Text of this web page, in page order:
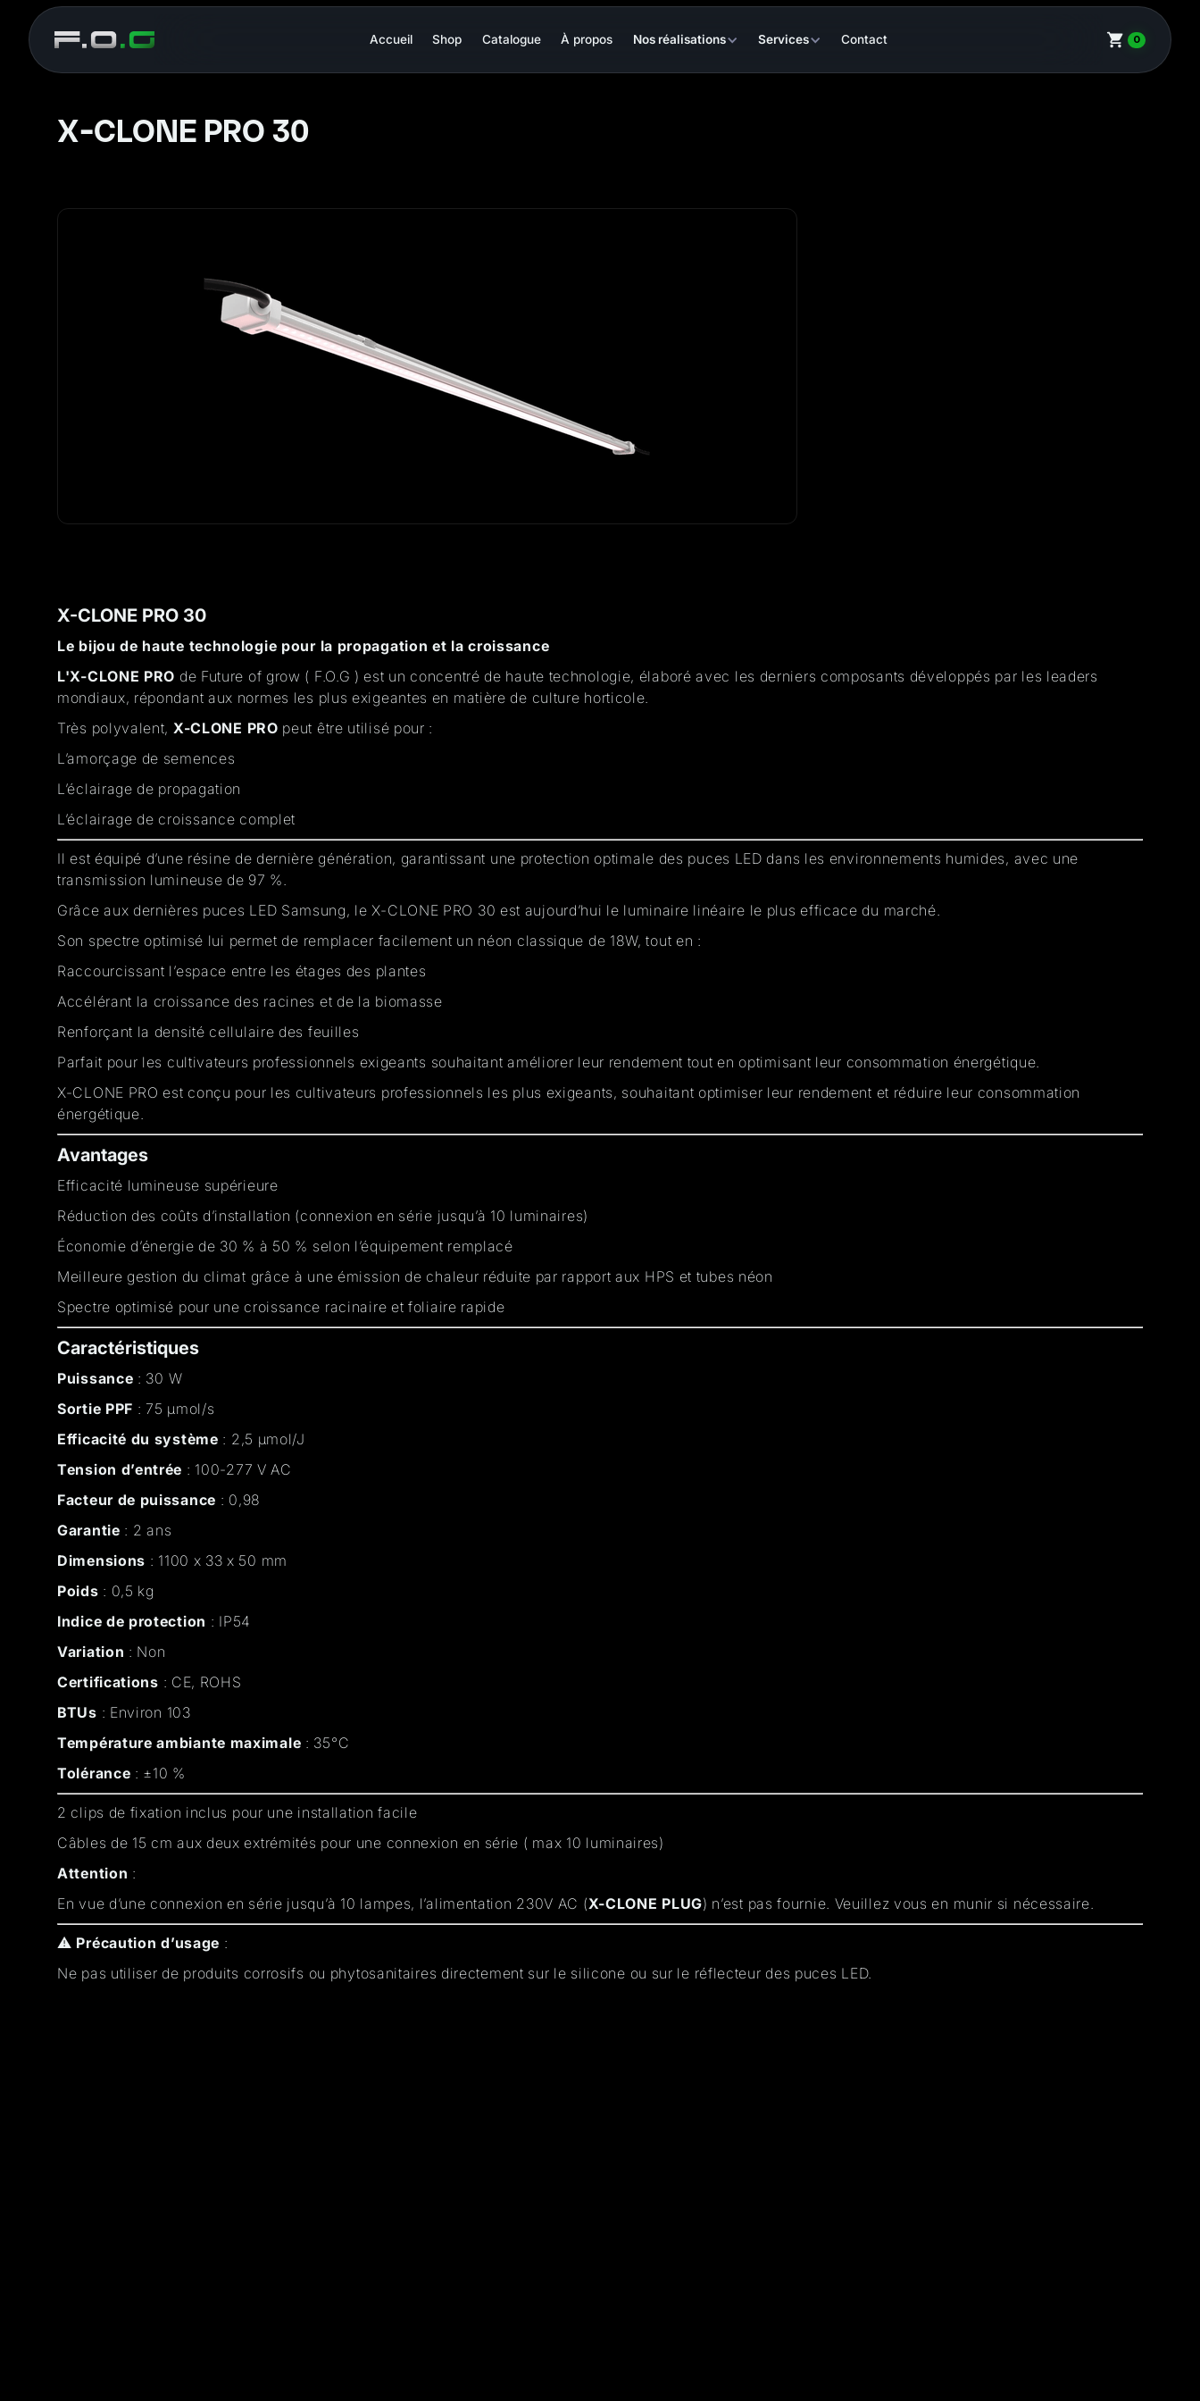
Accueil Shop Catalogue À propos Nos réalisations Services Contact 0
X-CLONE PRO 30
X-CLONE PRO 30
Le bijou de haute technologie pour la propagation et la croissance
L'X-CLONE PRO de Future of grow ( F.O.G ) est un concentré de haute technologie, élaboré avec les derniers composants développés par les leaders
mondiaux, répondant aux normes les plus exigeantes en matière de culture horticole.
Très polyvalent, X-CLONE PRO peut être utilisé pour :
L’amorçage de semences
L’éclairage de propagation
L’éclairage de croissance complet
Il est équipé d’une résine de dernière génération, garantissant une protection optimale des puces LED dans les environnements humides, avec une
transmission lumineuse de 97 %.
Grâce aux dernières puces LED Samsung, leX-CLONE PRO 30 est aujourd’hui le luminaire linéaire le plus efficace du marché.
Son spectre optimisé lui permet de remplacer facilement un néon classique de 18W, tout en :
Raccourcissant l’espace entre les étages des plantes
Accélérant la croissance des racines et de la biomasse
Renforçant la densité cellulaire des feuilles
Parfait pour les cultivateurs professionnels exigeants souhaitantaméliorer leur rendement tout en optimisant leur consommation énergétique.
X-CLONE PRO est conçu pour les cultivateurs professionnels les plus exigeants, souhaitant optimiser leur rendement et réduire leur consommation
énergétique.
Avantages
Efficacité lumineuse supérieure
Réduction des coûts d’installation (connexion en série jusqu’à 10 luminaires)
Économie d’énergie de 30 % à 50 % selon l’équipement remplacé
Meilleure gestion du climat grâce à une émission de chaleur réduite par rapport aux HPS et tubes néon
Spectre optimisé pour une croissance racinaire et foliaire rapide
Caractéristiques
Puissance : 30 W
Sortie PPF : 75 µmol/s
Efficacité du système : 2,5 µmol/J
Tension d’entrée : 100-277 V AC
Facteur de puissance : 0,98
Garantie : 2 ans
Dimensions : 1100 x 33 x 50 mm
Poids : 0,5 kg
Indice de protection : IP54
Variation : Non
Certifications : CE, ROHS
BTUs : Environ 103
Température ambiante maximale : 35°C
Tolérance : ±10 %
2 clips de fixation inclus pour une installation facile
Câbles de 15 cm aux deux extrémités pour une connexion en série ( max 10 luminaires)
Attention :
En vue d’une connexion en série jusqu’à 10 lampes, l’alimentation 230V AC (X-CLONE PLUG) n’est pas fournie. Veuillez vous en munir si nécessaire.
⚠️ Précaution d’usage :
Ne pas utiliser de produits corrosifs ou phytosanitaires directement sur le silicone ou sur le réflecteur des puces LED.